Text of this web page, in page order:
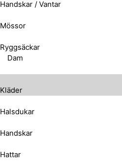
Handskar / Vantar
Mössor
Ryggsäckar
Dam
Kläder
Halsdukar
Handskar
Hattar